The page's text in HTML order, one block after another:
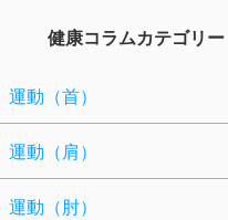
健康コラムカテゴリー
運動（首）
運動（肩）
運動（肘）